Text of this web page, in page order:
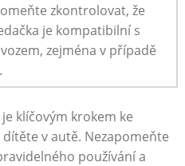
zkontrolovat, že
je kompatibilní s
zejména v případě
klíčovým krokem ke
v autě. Nezapomeňte
používání a